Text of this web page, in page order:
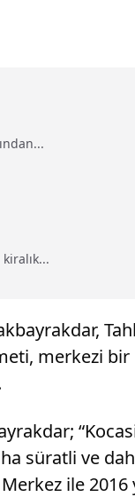
merkezi
süratli ve
ile